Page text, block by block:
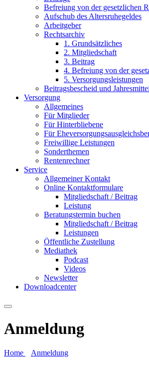
Befreiung von der gesetzlichen
Aufschub des Altersruhegeldes
Arbeitgeber
Rechtsarchiv
1. Grundsätzliches
2. Mitgliedschaft
3. Beitrag
4. Befreiung von der
5. Versorgungsleistungen
Beitragsbescheid und
Versorgung
Allgemeines
Für Mitglieder
Für Hinterbliebene
Für
Freiwillige Leistungen
Sonderthemen
Rentenrechner
Service
Allgemeiner Kontakt
Online Kontaktformulare
Mitgliedschaft / Beitrag
Leistung
Beratungstermin buchen
Mitgliedschaft / Beitrag
Leistungen
Öffentliche Zustellung
Mediathek
Podcast
Videos
Newsletter
Downloadcenter
Anmeldung
Home
Anmeldung